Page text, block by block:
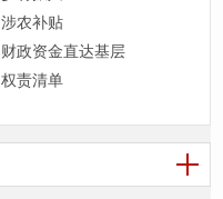
涉农补贴
财政资金直达基层
权责清单